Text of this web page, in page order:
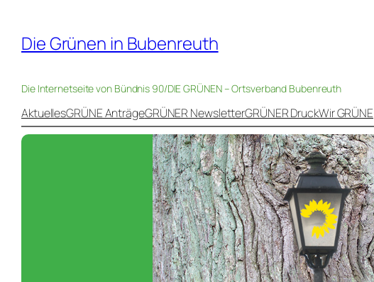
Die Grünen in Bubenreuth
Die Internetseite von Bündnis 90/DIE GRÜNEN – Ortsverband Bubenreuth
AktuellesGRÜNE AnträgeGRÜNER NewsletterGRÜNER DruckWir GRÜNE